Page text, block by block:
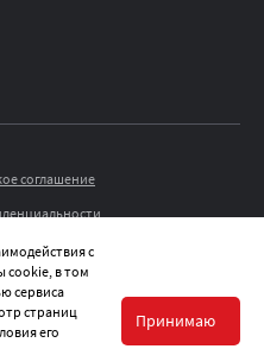
соглашение
ПРАВА ЗАЩИЩЕНЫ.
с
cookie, в том
сервиса
страниц
его
Принимаю